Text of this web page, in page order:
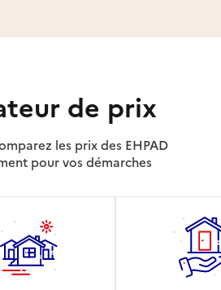
de prix
les prix des EHPAD
pour vos démarches